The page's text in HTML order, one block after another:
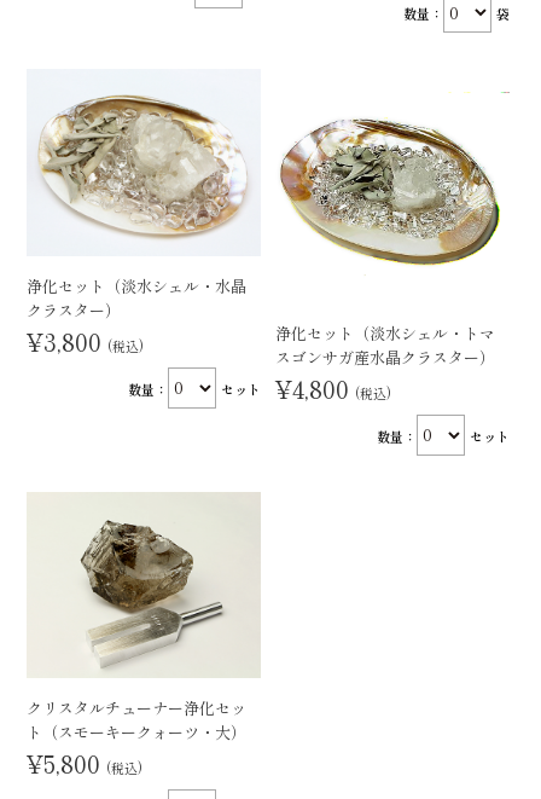
数量： 袋
浄化セット（淡水シェル・水晶
クラスター）
¥3,800 (税込)
数量： セット
浄化セット（淡水シェル・トマ
スゴンサガ産水晶クラスター）
¥4,800 (税込)
数量： セット
クリスタルチューナー浄化セッ
ト（スモーキークォーツ・大）
¥5,800 (税込)